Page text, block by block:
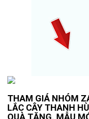
THAM GIÁ NHÓM
LẮC CÂY THANH